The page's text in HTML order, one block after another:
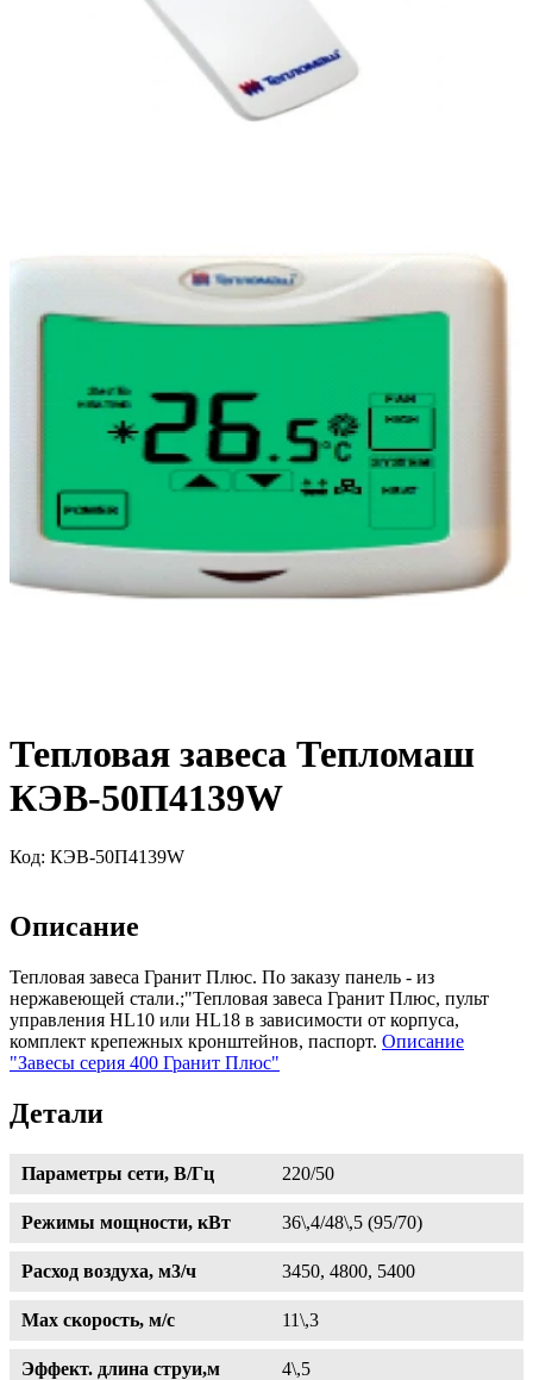
Тепловая завеса Тепломаш
КЭВ-50П4139W
Код: КЭВ-50П4139W
Описание
Тепловая завеса Гранит Плюс. По заказу панель - из
нержавеющей стали.;"Тепловая завеса Гранит Плюс, пульт
управления HL10 или HL18 в зависимости от корпуса,
комплект крепежных кронштейнов, паспорт. Описание
"Завесы серия 400 Гранит Плюс"
Детали
Параметры сети, В/Гц 220/50
Режимы мощности, кВт 36\,4/48\,5 (95/70)
Расход воздуха, м3/ч 3450, 4800, 5400
Max скорость, м/с 11\,3
Эффект. длина струи,м 4\,5